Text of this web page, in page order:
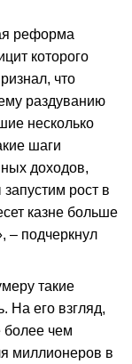
реформа
которого
что
раздуванию
несколько
шаги
доходов,
рост в
казне больше
– подчеркнул
такие
На его взгляд,
чем
миллионеров в